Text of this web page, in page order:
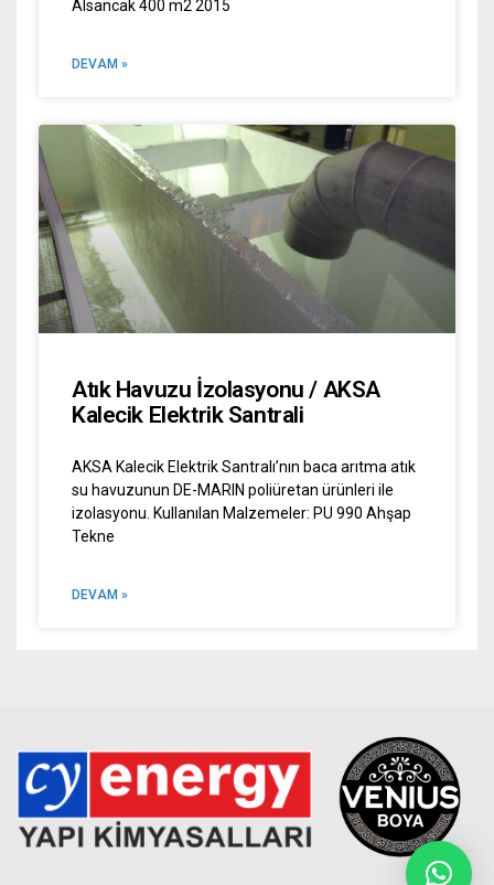
Alsancak 400 m2 2015
DEVAM »
Atık Havuzu İzolasyonu / AKSA
Kalecik Elektrik Santrali
AKSA Kalecik Elektrik Santralı’nın baca arıtma atık
su havuzunun DE-MARIN poliüretan ürünleri ile
izolasyonu. Kullanılan Malzemeler: PU 990 Ahşap
Tekne
DEVAM »